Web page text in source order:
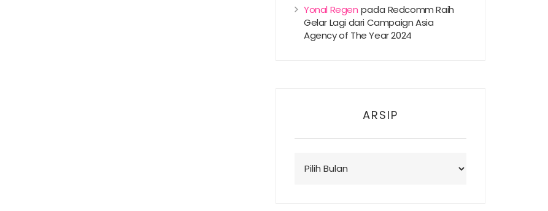
Yonal Regen pada Redcomm Raih
Gelar Lagi dari Campaign Asia
Agency of The Year 2024
ARSIP